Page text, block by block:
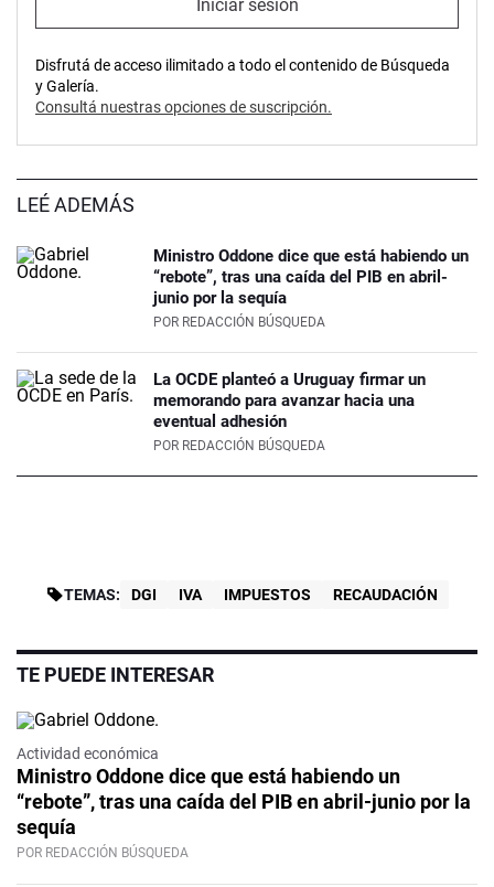
Iniciar sesión
Disfrutá de acceso ilimitado a todo el contenido de Búsqueda
y Galería.
Consultá nuestras opciones de suscripción.
LEÉ ADEMÁS
Ministro Oddone dice que está habiendo un
“rebote”, tras una caída del PIB en abril-
junio por la sequía
POR REDACCIÓN BÚSQUEDA
La OCDE planteó a Uruguay firmar un
memorando para avanzar hacia una
eventual adhesión
POR REDACCIÓN BÚSQUEDA
TEMAS: DGI IVA IMPUESTOS RECAUDACIÓN
TE PUEDE INTERESAR
Actividad económica
Ministro Oddone dice que está habiendo un
“rebote”, tras una caída del PIB en abril-junio por la
sequía
POR REDACCIÓN BÚSQUEDA